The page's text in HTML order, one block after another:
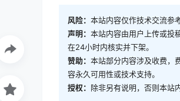
风险： 本站内容仅作技术交流参
声明： 本站内容由用户上传或投
在24小时内核实并下架。
赞助： 本站部分内容涉及收费，
容永久可用性或技术支持。
授权： 除非另有说明，否则本站